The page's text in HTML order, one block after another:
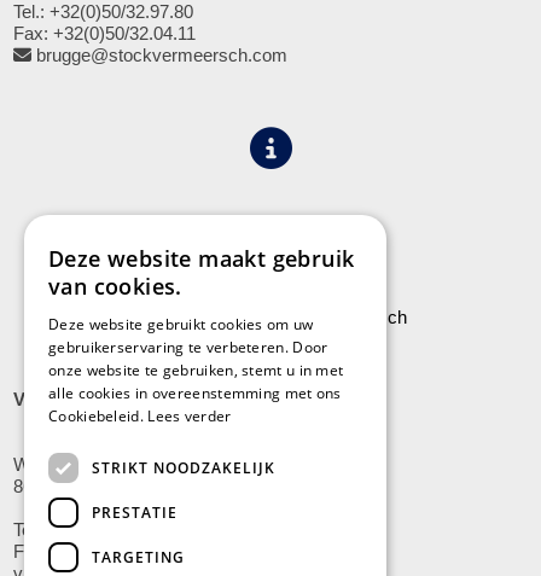
Tel.: +32(0)50/32.97.80
Fax: +32(0)50/32.04.11
brugge@stockvermeersch.com
Leveringen aan Stock Vermeersch
VLADSLO
Wijnendalestraat 200
8600 Vladslo - Diksmuide
Tel: +32(0)51/59.10.00
Fax: +32(0)51/58.21.99
Deze website maakt gebruik
van cookies.
Deze website gebruikt cookies om uw
gebruikerservaring te verbeteren. Door
onze website te gebruiken, stemt u in met
alle cookies in overeenstemming met ons
Cookiebeleid. Lees verder
STRIKT NOODZAKELIJK
PRESTATIE
TARGETING